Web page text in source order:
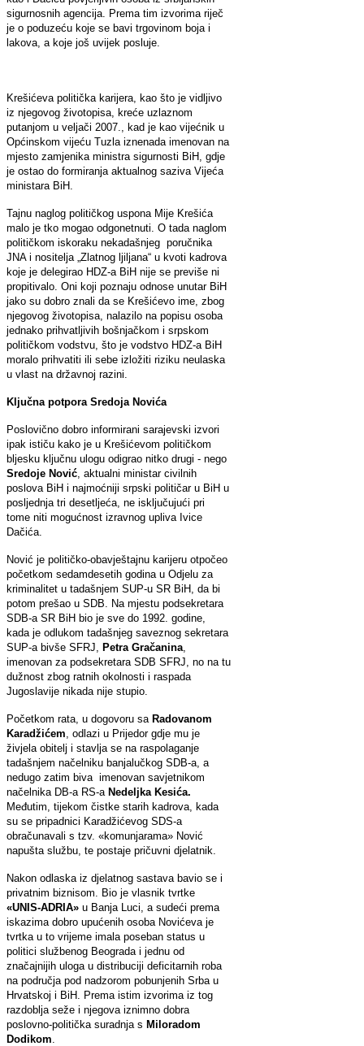
sigurnosnih agencija. Prema tim izvorima riječ
je o poduzeću koje se bavi trgovinom boja i
lakova, a koje još uvijek posluje.
Krešićeva politička karijera, kao što je vidljivo
iz njegovog životopisa, kreće uzlaznom
putanjom u veljači 2007., kad je kao vijećnik u
Općinskom vijeću Tuzla iznenada imenovan na
mjesto zamjenika ministra sigurnosti BiH, gdje
je ostao do formiranja aktualnog saziva Vijeća
ministara BiH.
Tajnu naglog političkog uspona Mije Krešića
malo je tko mogao odgonetnuti. O tada naglom
političkom iskoraku nekadašnjeg poručnika
JNA i nositelja „Zlatnog ljiljana“ u kvoti kadrova
koje je delegirao HDZ-a BiH nije se previše ni
propitivalo. Oni koji poznaju odnose unutar BiH
jako su dobro znali da se Krešićevo ime, zbog
njegovog životopisa, nalazilo na popisu osoba
jednako prihvatljivih bošnjačkom i srpskom
političkom vodstvu, što je vodstvo HDZ-a BiH
moralo prihvatiti ili sebe izložiti riziku neulaska
u vlast na državnoj razini.
Ključna potpora Sredoja Novića
Poslovično dobro informirani sarajevski izvori
ipak ističu kako je u Krešićevom političkom
bljesku ključnu ulogu odigrao nitko drugi - nego
Sredoje Nović , aktualni ministar civilnih
poslova BiH i najmoćniji srpski političar u BiH u
posljednja tri desetljeća, ne isključujući pri
tome niti mogućnost izravnog upliva Ivice
Dačića.
Nović je političko-obavještajnu karijeru otpočeo
početkom sedamdesetih godina u Odjelu za
kriminalitet u tadašnjem SUP-u SR BiH, da bi
potom prešao u SDB. Na mjestu podsekretara
SDB-a SR BiH bio je sve do 1992. godine,
kada je odlukom tadašnjeg saveznog sekretara
SUP-a bivše SFRJ, Petra Gračanina
imenovan za podsekretara SDB SFRJ, no na tu
dužnost zbog ratnih okolnosti i raspada
Jugoslavije nikada nije stupio.
Početkom rata, u dogovoru sa Radovanom
Karadžićem , odlazi u Prijedor gdje mu je
živjela obitelj i stavlja se na raspolaganje
tadašnjem načelniku banjalučkog SDB-a, a
nedugo zatim biva imenovan savjetnikom
načelnika DB-a RS-a Nedeljka Kesića.
Međutim, tijekom čistke starih kadrova, kada
su se pripadnici Karadžićevog SDS-a
obračunavali s tzv. «komunjarama» Nović
napušta službu, te postaje pričuvni djelatnik.
Nakon odlaska iz djelatnog sastava bavio se i
privatnim biznisom. Bio je vlasnik tvrtke
«UNIS-ADRIA» u Banja Luci, a sudeći prema
iskazima dobro upućenih osoba Novićeva je
tvrtka u to vrijeme imala poseban status u
politici službenog Beograda i jednu od
značajnijih uloga u distribuciji deficitarnih roba
na područja pod nadzorom pobunjenih Srba u
Hrvatskoj i BiH. Prema istim izvorima iz tog
razdoblja seže i njegova iznimno dobra
poslovno-politička suradnja s Miloradom
Dodikom